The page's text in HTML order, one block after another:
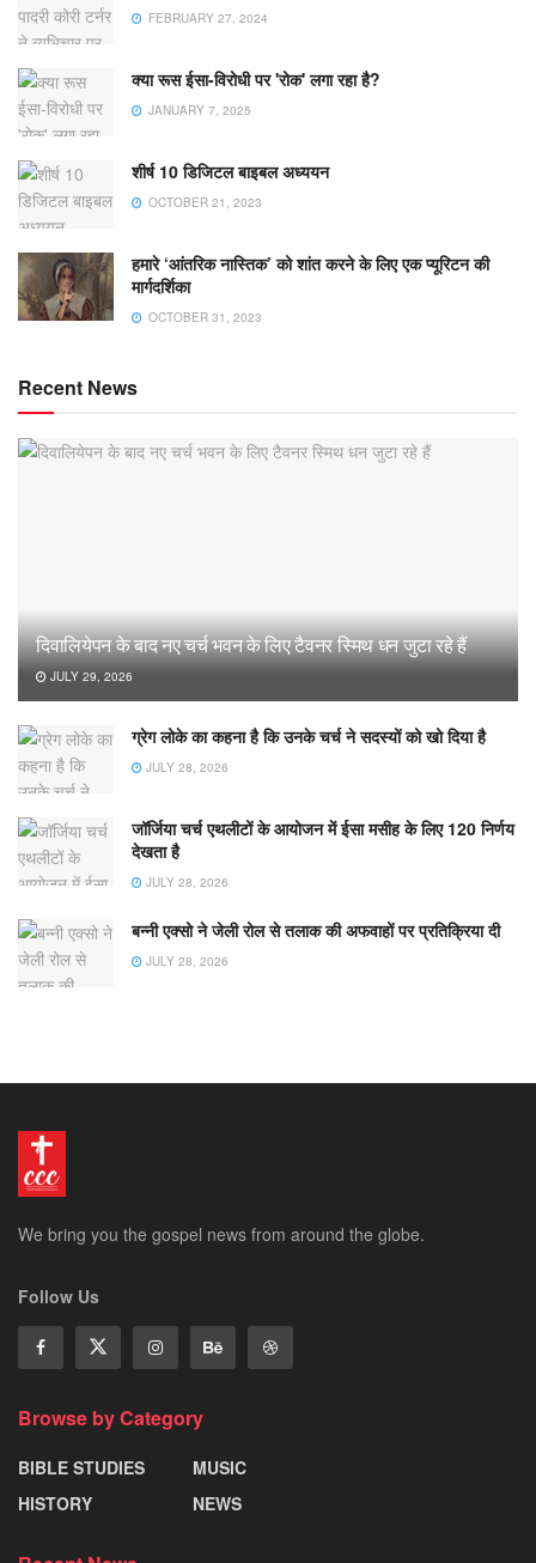
FEBRUARY 27, 2024
क्या रूस ईसा-विरोधी पर 'रोक' लगा रहा है?
JANUARY 7, 2025
शीर्ष 10 डिजिटल बाइबल अध्ययन
OCTOBER 21, 2023
हमारे ‘आंतरिक नास्तिक’ को शांत करने के लिए एक प्यूरिटन की
मार्गदर्शिका
OCTOBER 31, 2023
Recent News
दिवालियेपन के बाद नए चर्च भवन के लिए टैवनर स्मिथ धन जुटा रहे हैं
JULY 29, 2026
ग्रेग लोके का कहना है कि उनके चर्च ने सदस्यों को खो दिया है
JULY 28, 2026
जॉर्जिया चर्च एथलीटों के आयोजन में ईसा मसीह के लिए 120 निर्णय
देखता है
JULY 28, 2026
बन्नी एक्सो ने जेली रोल से तलाक की अफवाहों पर प्रतिक्रिया दी
JULY 28, 2026
We bring you the gospel news from around the globe.
Follow Us
Browse by Category
BIBLE STUDIES
HISTORY
MUSIC
NEWS